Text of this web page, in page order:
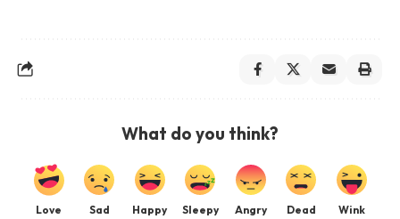
What do you think?
Love Sad Happy Sleepy Angry Dead Wink